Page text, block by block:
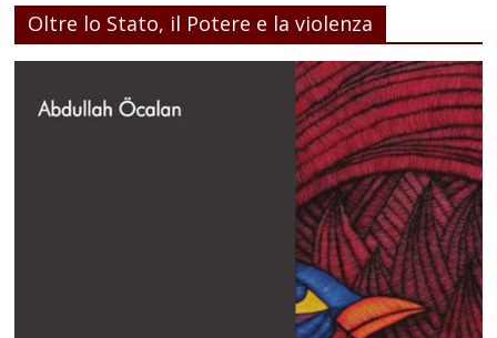
Oltre lo Stato, il Potere e la violenza